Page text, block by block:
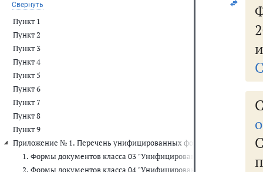
Свернуть
Пункт 1
Пункт 2
Пункт 3
Пункт 4
Пункт 5
Пункт 6
Пункт 7
Пункт 8
Пункт 9
Приложение № 1. Перечень унифицированных форм первичных
1. Формы документов класса 03 "Унифицированная система
2. Формы документов класса 04 "Унифицированная система